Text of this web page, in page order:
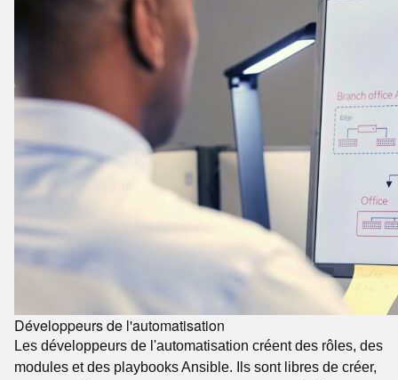
Développeurs de l'automatisation
Les développeurs de l'automatisation créent des rôles, des
modules et des playbooks Ansible. Ils sont libres de créer,